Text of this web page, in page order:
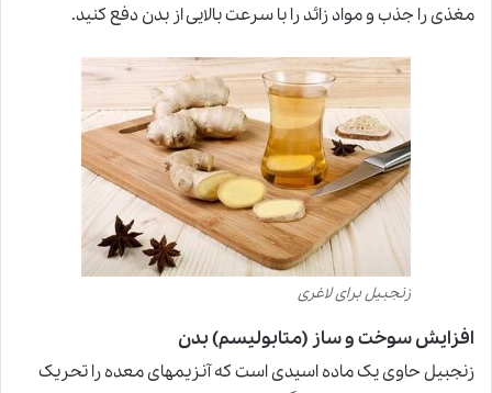
مغذی را جذب و مواد زائد را با سرعت بالاییاز بدن دفع کنید.
زنجبیل برای لاغری
افزایش سوخت و ساز (متابولیسم) بدن
زنجبیل حاوی یک ماده اسیدی است که آنزیمهای معده را تحریک